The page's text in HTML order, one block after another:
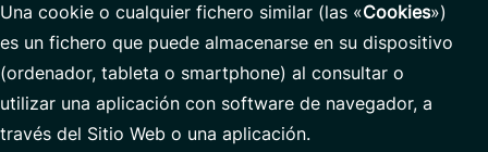
Una cookie o cualquier fichero similar (las «Cookies»)
es un fichero que puede almacenarse en su dispositivo
(ordenador, tableta o smartphone) al consultar o
utilizar una aplicación con software de navegador, a
través del Sitio Web o una aplicación.